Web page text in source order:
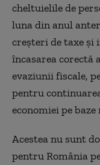
cheltuielile de
luna din anul
creșteri de taxe și
încasarea corectă
evaziunii fiscale,
pentru
economiei pe baze
Acestea nu sunt
pentru România